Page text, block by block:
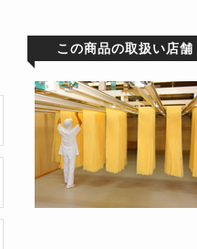
この商品の取扱い店舗